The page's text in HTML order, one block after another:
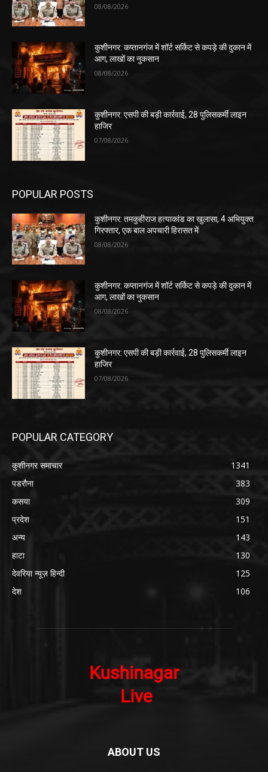
08/08/2026
कुशीनगर: कप्तानगंज में शॉर्ट सर्किट से कपड़े की दुकान में
आग, लाखों का नुकसान
08/08/2026
कुशीनगर: एसपी की बड़ी कार्रवाई, 28 पुलिसकर्मी लाइन
हाजिर
07/08/2026
POPULAR POSTS
कुशीनगर: तमकुहीराज हत्याकांड का खुलासा, 4 अभियुक्त
गिरफ्तार, एक बाल अपचारी हिरासत में
08/08/2026
कुशीनगर: कप्तानगंज में शॉर्ट सर्किट से कपड़े की दुकान में
आग, लाखों का नुकसान
08/08/2026
कुशीनगर: एसपी की बड़ी कार्रवाई, 28 पुलिसकर्मी लाइन
हाजिर
07/08/2026
POPULAR CATEGORY
कुशीनगर समाचार
1341
पडरौना
383
कसया
309
प्रदेश
151
अन्य
143
हाटा
130
देवरिया न्यूज़ हिन्दी
125
देश
106
ABOUT US